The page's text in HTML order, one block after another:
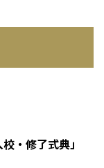
・修了式典」